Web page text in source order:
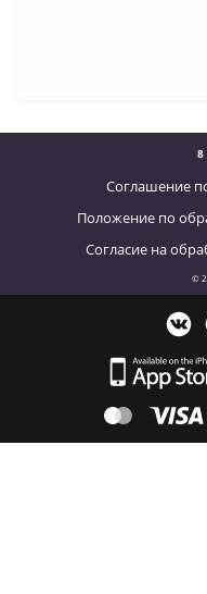
8
Соглашение
Положение по
Согласие на
©